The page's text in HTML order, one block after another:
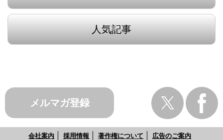
人気記事
メルマガ登録
会社案内 採用情報 著作権について
広告のご案内